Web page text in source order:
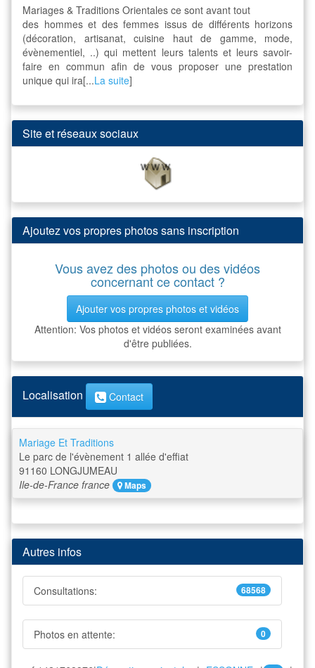
Mariages & Traditions Orientales ce sont avant tout
des hommes et des femmes issus de différents horizons
(décoration, artisanat, cuisine haut de gamme, mode,
évènementiel, ..) qui mettent leurs talents et leurs savoir-
faire en commun afin de vous proposer une prestation
unique qui ira[...La suite]
Site et réseaux sociaux
Ajoutez vos propres photos sans inscription
Vous avez des photos ou des vidéos
concernant ce contact ?
Ajouter vos propres photos et vidéos
Attention: Vos photos et vidéos seront examinées avant
d'être publiées.
Localisation Contact
Mariage Et Traditions
Le parc de l'évènement 1 allée d'effiat
91160 LONGJUMEAU
Ile-de-France france Maps
Autres infos
Consultations: 68568
Photos en attente: 0